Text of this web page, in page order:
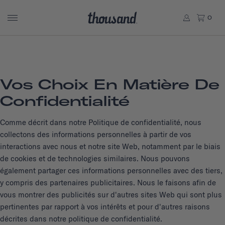
0
Vos Choix En Matière De
Confidentialité
Comme décrit dans notre Politique de confidentialité, nous
collectons des informations personnelles à partir de vos
interactions avec nous et notre site Web, notamment par le biais
de cookies et de technologies similaires. Nous pouvons
également partager ces informations personnelles avec des tiers,
y compris des partenaires publicitaires. Nous le faisons afin de
vous montrer des publicités sur d'autres sites Web qui sont plus
pertinentes par rapport à vos intérêts et pour d'autres raisons
décrites dans notre politique de confidentialité.